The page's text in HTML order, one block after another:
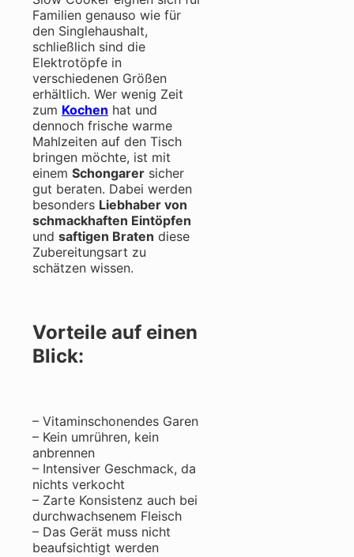
Familien genauso wie für
den Singlehaushalt,
schließlich sind die
Elektrotöpfe in
verschiedenen Größen
erhältlich. Wer wenig Zeit
zum Kochen hat und
dennoch frische warme
Mahlzeiten auf den Tisch
bringen möchte, ist mit
einem Schongarer sicher
gut beraten. Dabei werden
besonders Liebhaber von
schmackhaften Eintöpfen
und saftigen Braten diese
Zubereitungsart zu
schätzen wissen.
Vorteile auf einen
Blick:
– Vitaminschonendes Garen
– Kein umrühren, kein
anbrennen
– Intensiver Geschmack, da
nichts verkocht
– Zarte Konsistenz auch bei
durchwachsenem Fleisch
– Das Gerät muss nicht
beaufsichtigt werden